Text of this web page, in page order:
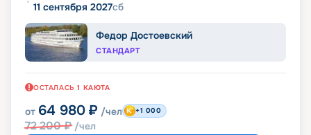
11 сентября 2027сб
Федор Достоевский
СТАНДАРТ
ОСТАЛАСЬ 1 КАЮТА
от 64 980 ₽ /чел
72 200₽ /чел
+1 000